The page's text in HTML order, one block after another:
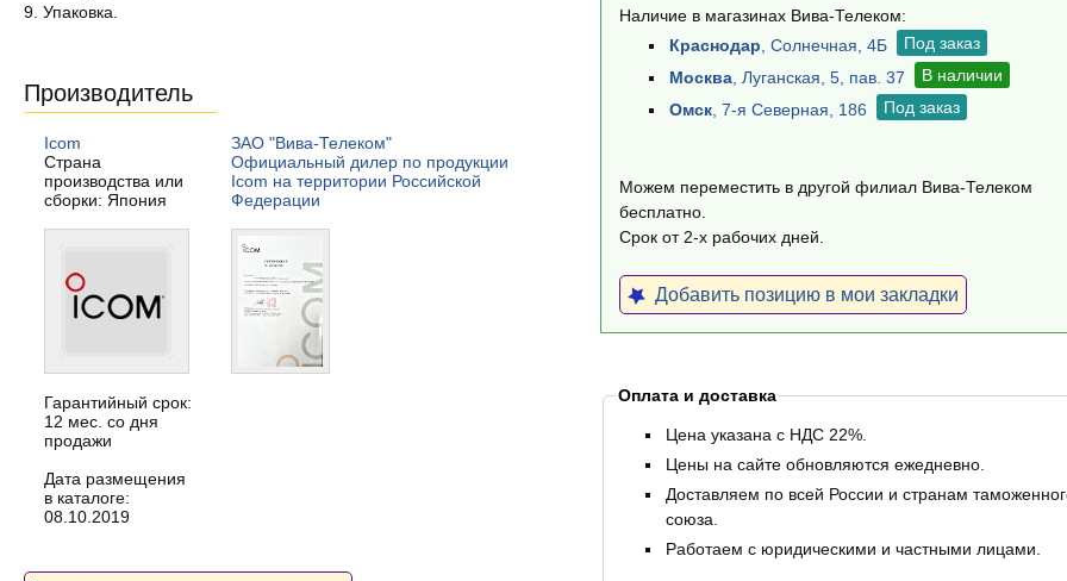
Наличие в магазинах Вива-Телеком:
Краснодар , Солнечная, 4Б
Под заказ
Москва , Луганская, 5, пав. 37
В наличии
Омск , 7-я Северная, 186 Под заказ
Можем переместить в другой филиал Вива-Телеком
бесплатно.
Срок от 2-х рабочих дней.
Добавить позицию в мои закладки
Оплата и доставка
Цена указана с НДС 22%.
Цены на сайте обновляются ежедневно.
Доставляем по всей России и странам
союза.
Работаем с юридическими и частными лицами.
9. Упаковка.
Производитель
Icom
Страна
производства или
сборки: Япония
Гарантийный срок:
12 мес. со дня
продажи
Дата размещения
в каталоге:
08.10.2019
ЗАО "Вива-Телеком"
Официальный дилер по продукции
Icom на территории Российской
Федерации